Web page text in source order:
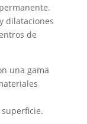
dilataciones
de
una gama